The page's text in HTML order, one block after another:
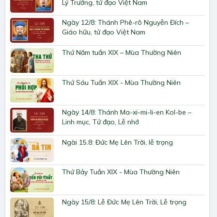
Lý Trưởng, tử đạo Việt Nam
Ngày 12/8: Thánh Phê-rô Nguyễn Đích –
Giáo hữu, tử đạo Việt Nam
Thứ Năm tuần XIX – Mùa Thường Niên
Thứ Sáu Tuần XIX - Mùa Thường Niên
Ngày 14/8: Thánh Ma-xi-mi-li-en Kol-be –
Linh mục, Tử đạo, Lễ nhớ
Ngài 15.8: Đức Mẹ Lên Trời, lễ trọng
Thứ Bảy Tuần XIX - Mùa Thường Niên
Ngày 15/8: Lễ Đức Mẹ Lên Trời, Lễ trọng